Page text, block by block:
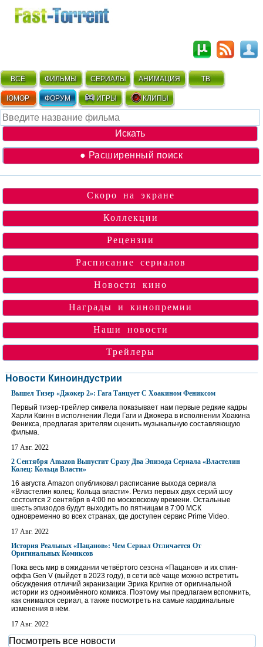
ВСЁ ФИЛЬМЫ СЕРИАЛЫ АНИМАЦИЯ ТВ
ЮМОР ФОРУМ ИГРЫ КЛИПЫ
● Расширенный поиск
Скоро на экране
Коллекции
Рецензии
Расписание сериалов
Новости кино
Награды и кинопремии
Наши новости
Трейлеры
Новости Киноиндустрии
Вышел Тизер «Джокер 2»: Гага Танцует С Хоакином Фениксом
Первый тизер-трейлер сиквела показывает нам первые редкие кадры
Харли Квинн в исполнении Леди Гаги и Джокера в исполнении Хоакина
Феникса, предлагая зрителям оценить музыкальную составляющую
фильма.
17 Авг. 2022
2 Сентября Amazon Выпустит Сразу Два Эпизода Сериала «Властелин
Колец: Кольца Власти»
16 августа Amazon опубликовал расписание выхода сериала
«Властелин колец: Кольца власти». Релиз первых двух серий шоу
состоится 2 сентября в 4:00 по московскому времени. Остальные
шесть эпизодов будут выходить по пятницам в 7:00 МСК
одновременно во всех странах, где доступен сервис Prime Video.
17 Авг. 2022
История Реальных «Пацанов»: Чем Сериал Отличается От
Оригинальных Комиксов
Пока весь мир в ожидании четвёртого сезона «Пацанов» и их спин-
оффа Gen V (выйдет в 2023 году), в сети всё чаще можно встретить
обсуждения отличий экранизации Эрика Крипке от оригинальной
истории из одноимённого комикса. Поэтому мы предлагаем вспомнить,
как снимался сериал, а также посмотреть на самые кардинальные
изменения в нём.
17 Авг. 2022
Посмотреть все новости